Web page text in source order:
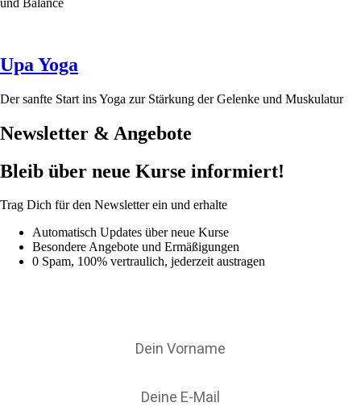
und Balance
Upa Yoga
Der sanfte Start ins Yoga zur Stärkung der Gelenke und Muskulatur
Newsletter & Angebote
Bleib über neue Kurse informiert!
Trag Dich für den Newsletter ein und erhalte
Automatisch Updates über neue Kurse
Besondere Angebote und Ermäßigungen
0 Spam, 100% vertraulich, jederzeit austragen